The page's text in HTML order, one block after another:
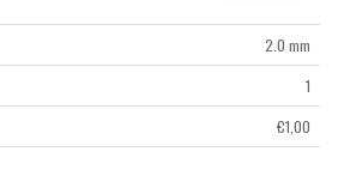
2.0 mm
1
€1,00